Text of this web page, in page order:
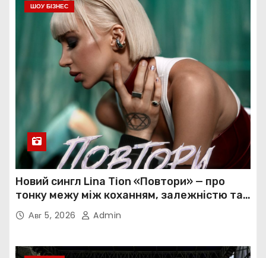
ШОУ БІЗНЕС
Новий сингл Lina Tion «Повтори» — про
тонку межу між коханням, залежністю та
нав’язливою прив’язаністю
Авг 5, 2026 Admin